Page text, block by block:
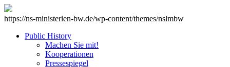
https://ns-ministerien-bw.de/wp-content/themes/nslmbw
Public History
Machen Sie mit!
Kooperationen
Pressespiegel